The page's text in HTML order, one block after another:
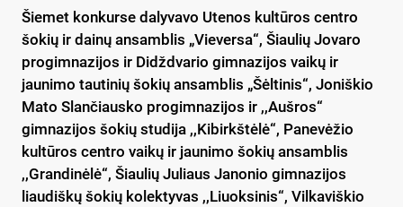
Šiemet konkurse dalyvavo Utenos kultūros centro
šokių ir dainų ansamblis „Vieversa“, Šiaulių Jovaro
progimnazijos ir Didždvario gimnazijos vaikų ir
jaunimo tautinių šokių ansamblis „Šėltinis“, Joniškio
Mato Slančiausko progimnazijos ir ,,Aušros“
gimnazijos šokių studija ,,Kibirkštėlė“, Panevėžio
kultūros centro vaikų ir jaunimo šokių ansamblis
,,Grandinėlė“, Šiaulių Juliaus Janonio gimnazijos
liaudiškų šokių kolektyvas ,,Liuoksinis“, Vilkaviškio